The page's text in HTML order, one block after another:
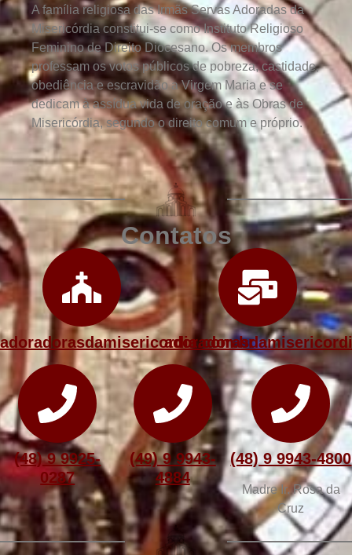
A família religiosa das Irmãs Servas Adoradas da
Misericórdia constitui-se como Instituto Religioso
Feminino de Direito Diocesano. Os membros
professam os votos públicos de pobreza, castidade,
obediência e escravidão a Virgem Maria e se
dedicam à assídua vida de oração e às Obras de
Misericórdia, segundo o direito comum e próprio.
Contatos
adoradorasdamisericordia.com.br
(48) 9 9925-
0287
(49) 9 9943-
4884
(48) 9 9943-4800
Madre Ir. Rosa da
Cruz